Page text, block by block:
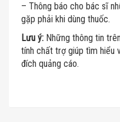
– Thông báo cho bác sĩ
gặp phải khi dùng thuốc.
Lưu ý: Những thông tin
tính chất trợ giúp tìm hiểu
đích quảng cáo.